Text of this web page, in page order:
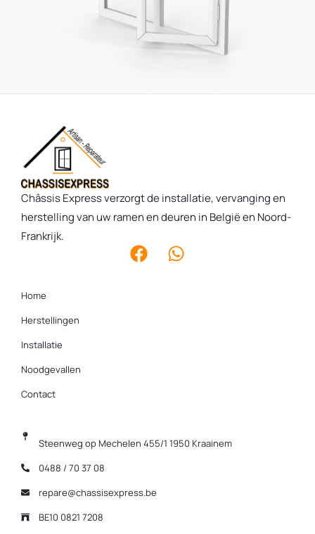
Châssis Express verzorgt de installatie, vervanging en
herstelling van uw ramen en deuren in België en Noord-
Frankrijk.
Home
Herstellingen
Installatie
Noodgevallen
Contact
Steenweg op Mechelen 455/1 1950 Kraainem
0488 / 70 37 08
repare@chassisexpress.be
BE10 0821 7208